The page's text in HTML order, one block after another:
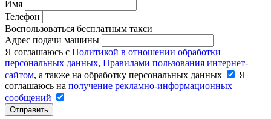
Имя
Телефон
Воспользоваться бесплатным такси
Адрес подачи машины
Я соглашаюсь с Политикой в отношении обработки
персональных данных, Правилами пользования интернет-
сайтом, а также на обработку персональных данных
Я
соглашаюсь на получение рекламно-информационных
сообщений
Отправить